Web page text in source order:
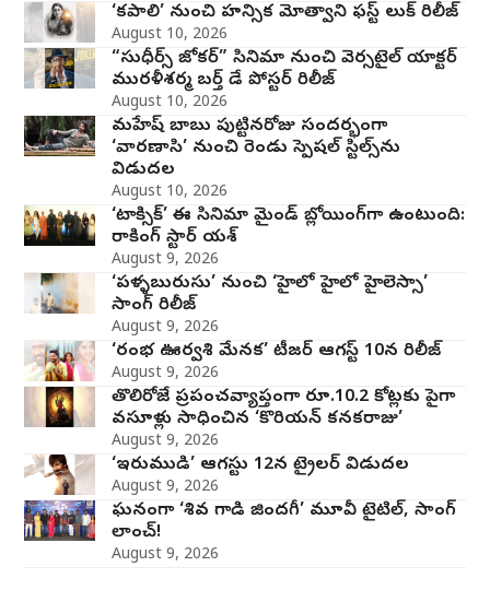
‘కపాలి’ నుంచి హన్సిక మోత్వాని ఫస్ట్ లుక్ రిలీజ్
August 10, 2026
“సుధీర్స్ జోకర్” సినిమా నుంచి వెర్సటైల్ యాక్టర్
మురళీశర్మ బర్త్ డే పోస్టర్ రిలీజ్
August 10, 2026
మహేష్ బాబు పుట్టినరోజు సందర్భంగా
‘వారణాసి’ నుంచి రెండు స్పెషల్ స్టిల్స్‌ను
విడుదల
August 10, 2026
‘టాక్సిక్’ ఈ సినిమా మైండ్ బ్లోయింగ్‌గా ఉంటుంది:
రాకింగ్ స్టార్ యశ్
August 9, 2026
‘పళ్ళబురుసు’ నుంచి ‘హైలో హైలో హైలెస్సా’
సాంగ్ రిలీజ్
August 9, 2026
‘రంభ ఊర్వశి మేనక’ టీజర్ ఆగస్ట్ 10న రిలీజ్
August 9, 2026
తొలిరోజే ప్రపంచవ్యాప్తంగా రూ.10.2 కోట్లకు పైగా
వసూళ్లు సాధించిన ‘కొరియన్ కనకరాజు’
August 9, 2026
‘ఇరుముడి’ ఆగస్టు 12న ట్రైలర్ విడుదల
August 9, 2026
ఘనంగా ‘శివ గాడి జింద‌గీ’ మూవీ టైటిల్, సాంగ్
లాంచ్!
August 9, 2026